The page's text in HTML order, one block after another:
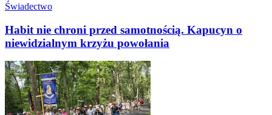
Świadectwo
Habit nie chroni przed samotnością. Kapucyn o
niewidzialnym krzyżu powołania